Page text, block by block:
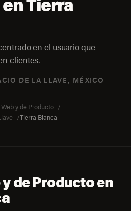
en el usuario que
clientes.
DE LA LLAVE, MÉXICO
Web y de Producto
Tierra Blanca
de Producto en